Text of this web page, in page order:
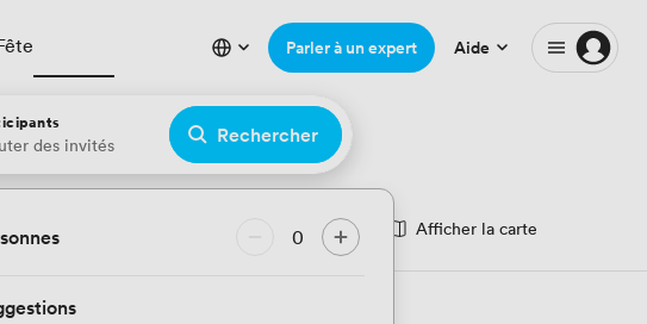
des invités
0
Rechercher
Parler à un expert Aide
Afficher la carte